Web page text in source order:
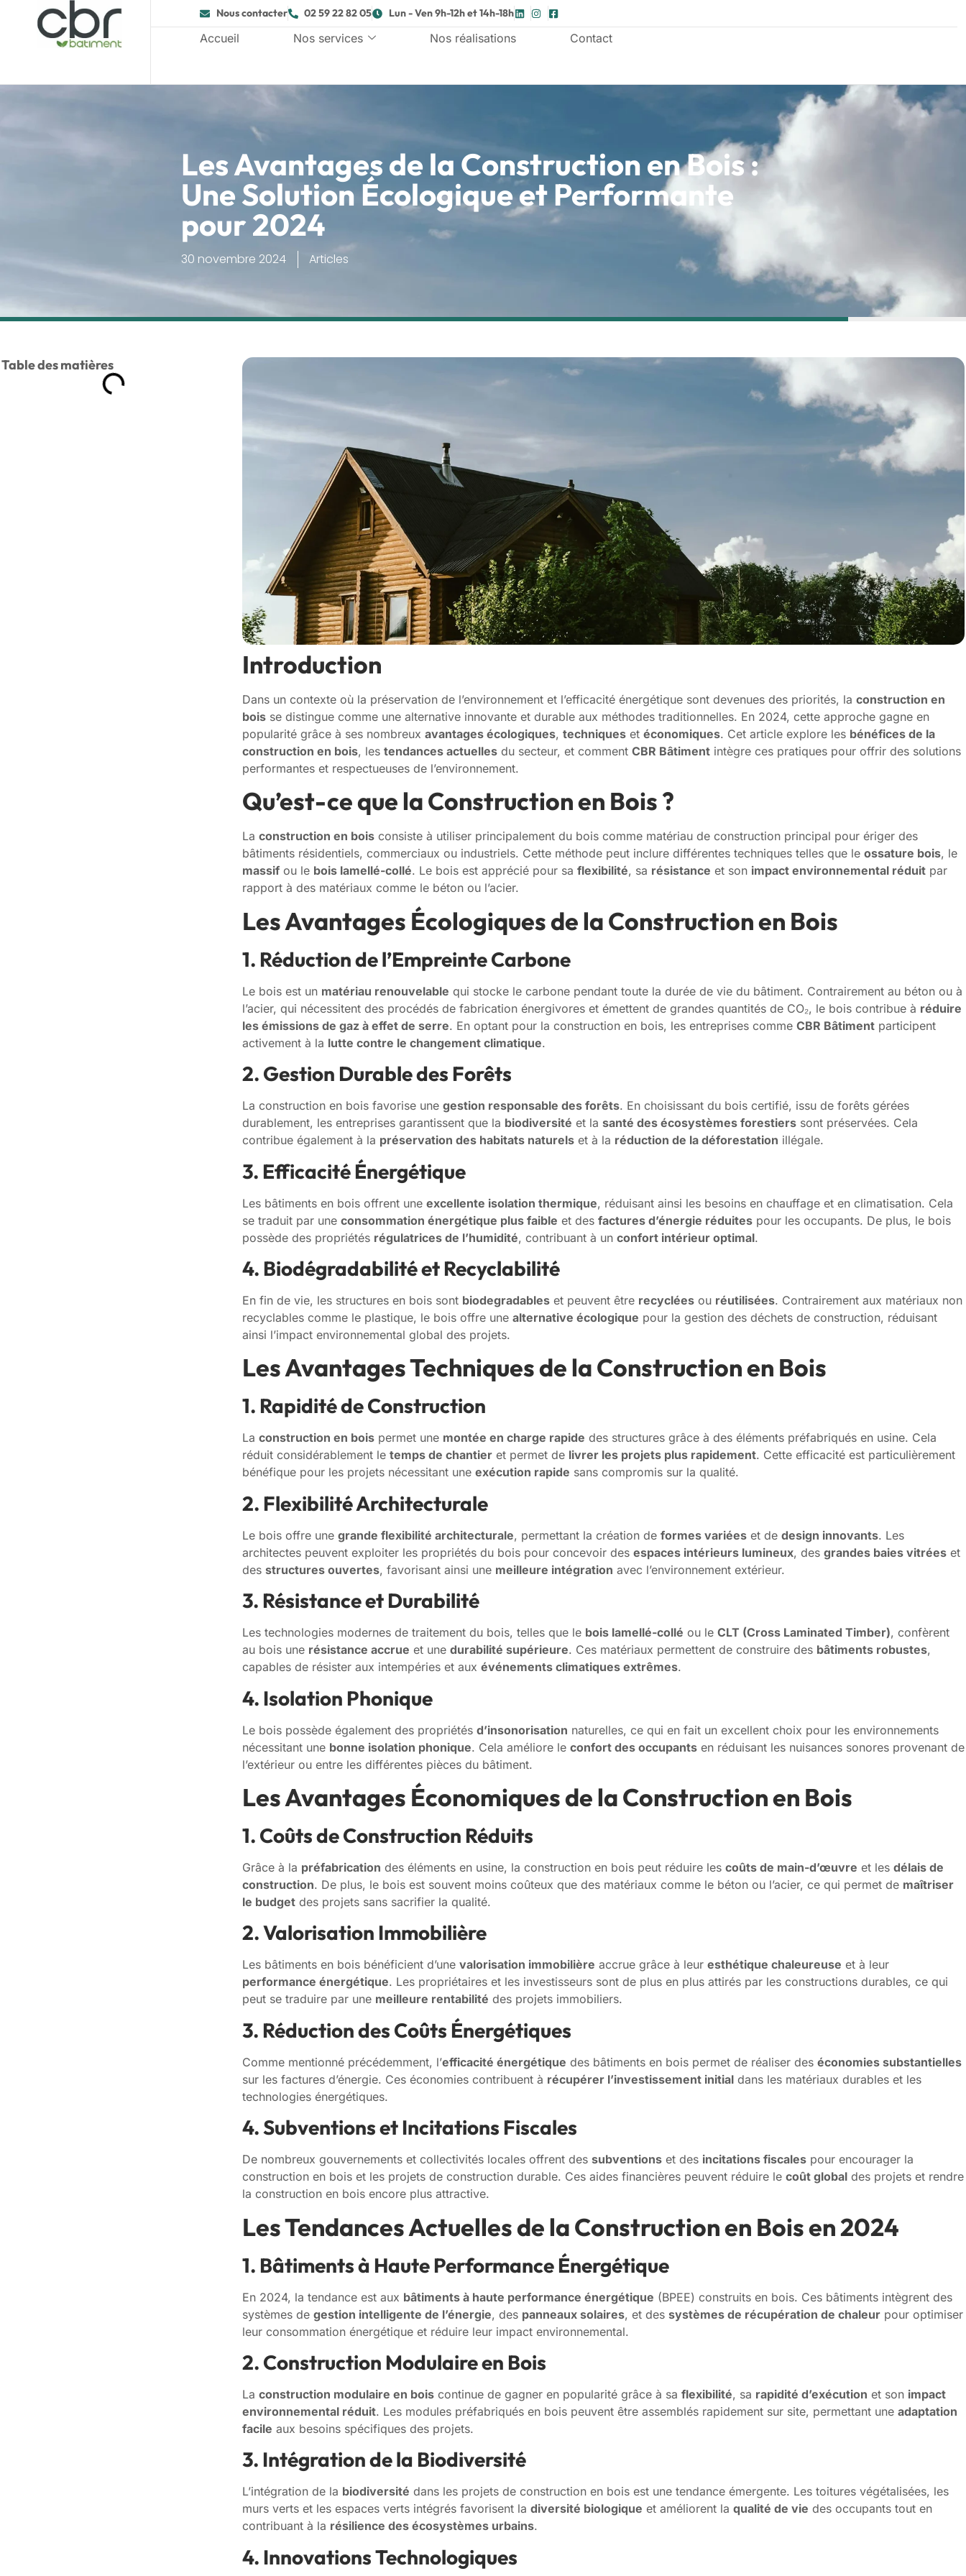
Nous contacter 02 59 22 82 05 Lun - Ven 9h-12h et 14h-18h
Accueil Nos services Nos réalisations Contact
Les Avantages de la Construction en Bois :
Une Solution Écologique et Performante
pour 2024
30 novembre 2024 Articles
Table des matières
Introduction
Dans un contexte où la préservation de l’environnement et l’efficacité énergétique sont devenues des priorités, la construction en
bois se distingue comme une alternative innovante et durable aux méthodes traditionnelles. En 2024, cette approche gagne en
popularité grâce à ses nombreux avantages écologiques, techniques et économiques. Cet article explore les bénéfices de la
construction en bois, les tendances actuelles du secteur, et comment CBR Bâtiment intègre ces pratiques pour offrir des solutions
performantes et respectueuses de l’environnement.
Qu’est-ce que la Construction en Bois ?
La construction en bois consiste à utiliser principalement du bois comme matériau de construction principal pour ériger des
bâtiments résidentiels, commerciaux ou industriels. Cette méthode peut inclure différentes techniques telles que le ossature bois, le
massif ou le bois lamellé-collé. Le bois est apprécié pour sa flexibilité, sa résistance et son impact environnemental réduit par
rapport à des matériaux comme le béton ou l’acier.
Les Avantages Écologiques de la Construction en Bois
1. Réduction de l’Empreinte Carbone
Le bois est un matériau renouvelable qui stocke le carbone pendant toute la durée de vie du bâtiment. Contrairement au béton ou à
l’acier, qui nécessitent des procédés de fabrication énergivores et émettent de grandes quantités de CO₂, le bois contribue à réduire
les émissions de gaz à effet de serre. En optant pour la construction en bois, les entreprises comme CBR Bâtiment participent
activement à la lutte contre le changement climatique.
2. Gestion Durable des Forêts
La construction en bois favorise une gestion responsable des forêts. En choisissant du bois certifié, issu de forêts gérées
durablement, les entreprises garantissent que la biodiversité et la santé des écosystèmes forestiers sont préservées. Cela
contribue également à la préservation des habitats naturels et à la réduction de la déforestation illégale.
3. Efficacité Énergétique
Les bâtiments en bois offrent une excellente isolation thermique, réduisant ainsi les besoins en chauffage et en climatisation. Cela
se traduit par une consommation énergétique plus faible et des factures d’énergie réduites pour les occupants. De plus, le bois
possède des propriétés régulatrices de l’humidité, contribuant à un confort intérieur optimal.
4. Biodégradabilité et Recyclabilité
En fin de vie, les structures en bois sont biodegradables et peuvent être recyclées ou réutilisées. Contrairement aux matériaux non
recyclables comme le plastique, le bois offre une alternative écologique pour la gestion des déchets de construction, réduisant
ainsi l’impact environnemental global des projets.
Les Avantages Techniques de la Construction en Bois
1. Rapidité de Construction
La construction en bois permet une montée en charge rapide des structures grâce à des éléments préfabriqués en usine. Cela
réduit considérablement le temps de chantier et permet de livrer les projets plus rapidement. Cette efficacité est particulièrement
bénéfique pour les projets nécessitant une exécution rapide sans compromis sur la qualité.
2. Flexibilité Architecturale
Le bois offre une grande flexibilité architecturale, permettant la création de formes variées et de design innovants. Les
architectes peuvent exploiter les propriétés du bois pour concevoir des espaces intérieurs lumineux, des grandes baies vitrées et
des structures ouvertes, favorisant ainsi une meilleure intégration avec l’environnement extérieur.
3. Résistance et Durabilité
Les technologies modernes de traitement du bois, telles que le bois lamellé-collé ou le CLT (Cross Laminated Timber), confèrent
au bois une résistance accrue et une durabilité supérieure. Ces matériaux permettent de construire des bâtiments robustes,
capables de résister aux intempéries et aux événements climatiques extrêmes.
4. Isolation Phonique
Le bois possède également des propriétés d’insonorisation naturelles, ce qui en fait un excellent choix pour les environnements
nécessitant une bonne isolation phonique. Cela améliore le confort des occupants en réduisant les nuisances sonores provenant de
l’extérieur ou entre les différentes pièces du bâtiment.
Les Avantages Économiques de la Construction en Bois
1. Coûts de Construction Réduits
Grâce à la préfabrication des éléments en usine, la construction en bois peut réduire les coûts de main-d’œuvre et les délais de
construction. De plus, le bois est souvent moins coûteux que des matériaux comme le béton ou l’acier, ce qui permet de maîtriser
le budget des projets sans sacrifier la qualité.
2. Valorisation Immobilière
Les bâtiments en bois bénéficient d’une valorisation immobilière accrue grâce à leur esthétique chaleureuse et à leur
performance énergétique. Les propriétaires et les investisseurs sont de plus en plus attirés par les constructions durables, ce qui
peut se traduire par une meilleure rentabilité des projets immobiliers.
3. Réduction des Coûts Énergétiques
Comme mentionné précédemment, l’efficacité énergétique des bâtiments en bois permet de réaliser des économies substantielles
sur les factures d’énergie. Ces économies contribuent à récupérer l’investissement initial dans les matériaux durables et les
technologies énergétiques.
4. Subventions et Incitations Fiscales
De nombreux gouvernements et collectivités locales offrent des subventions et des incitations fiscales pour encourager la
construction en bois et les projets de construction durable. Ces aides financières peuvent réduire le coût global des projets et rendre
la construction en bois encore plus attractive.
Les Tendances Actuelles de la Construction en Bois en 2024
1. Bâtiments à Haute Performance Énergétique
En 2024, la tendance est aux bâtiments à haute performance énergétique (BPEE) construits en bois. Ces bâtiments intègrent des
systèmes de gestion intelligente de l’énergie, des panneaux solaires, et des systèmes de récupération de chaleur pour optimiser
leur consommation énergétique et réduire leur impact environnemental.
2. Construction Modulaire en Bois
La construction modulaire en bois continue de gagner en popularité grâce à sa flexibilité, sa rapidité d’exécution et son impact
environnemental réduit. Les modules préfabriqués en bois peuvent être assemblés rapidement sur site, permettant une adaptation
facile aux besoins spécifiques des projets.
3. Intégration de la Biodiversité
L’intégration de la biodiversité dans les projets de construction en bois est une tendance émergente. Les toitures végétalisées, les
murs verts et les espaces verts intégrés favorisent la diversité biologique et améliorent la qualité de vie des occupants tout en
contribuant à la résilience des écosystèmes urbains.
4. Innovations Technologiques